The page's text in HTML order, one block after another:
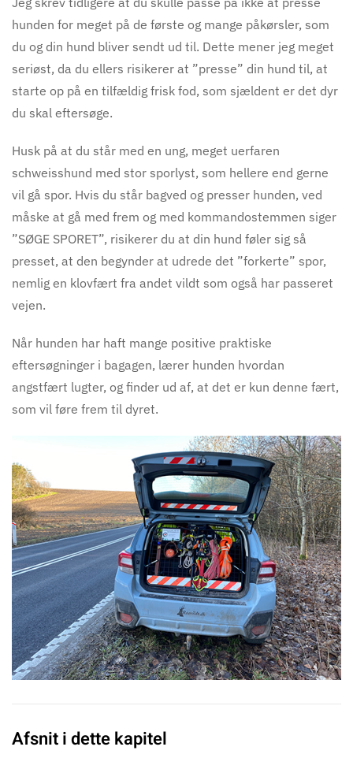
hunden for meget på de første og mange påkørsler, som
du og din hund bliver sendt ud til. Dette mener jeg meget
seriøst, da du ellers risikerer at ”presse” din hund til, at
starte op på en tilfældig frisk fod, som sjældent er det dyr
du skal eftersøge.
Husk på at du står med en ung, meget uerfaren
schweisshund med stor sporlyst, som hellere end gerne
vil gå spor. Hvis du står bagved og presser hunden, ved
måske at gå med frem og med kommandostemmen siger
”SØGE SPORET”, risikerer du at din hund føler sig så
presset, at den begynder at udrede det ”forkerte” spor,
nemlig en klovfært fra andet vildt som også har passeret
vejen.
Når hunden har haft mange positive praktiske
eftersøgninger i bagagen, lærer hunden hvordan
angstfært lugter, og finder ud af, at det er kun denne fært,
som vil føre frem til dyret.
Afsnit i dette kapitel